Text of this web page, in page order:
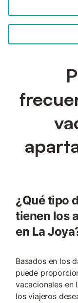
¿Qué tipo
tienen los
en La
Basados en los
puede
vacacionales en
los viajeros